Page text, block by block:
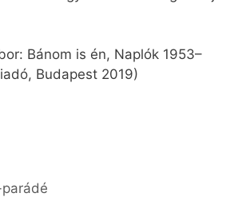
Bánom is én, Naplók 1953–
Budapest 2019)